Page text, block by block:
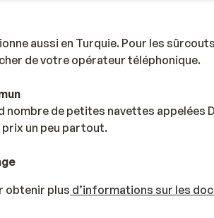
aussi en Turquie. Pour les
de votre opérateur téléphonique.
nombre de petites navettes appelées
prix un peu partout.
obtenir plus d’informations sur les